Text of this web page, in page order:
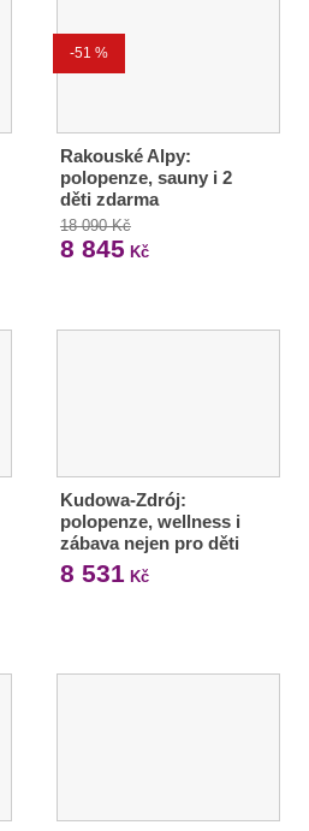
-51 %
Rakouské Alpy:
polopenze, sauny i 2
děti zdarma
18 090 Kč
8 845 Kč
Kudowa-Zdrój:
polopenze, wellness i
zábava nejen pro děti
8 531 Kč